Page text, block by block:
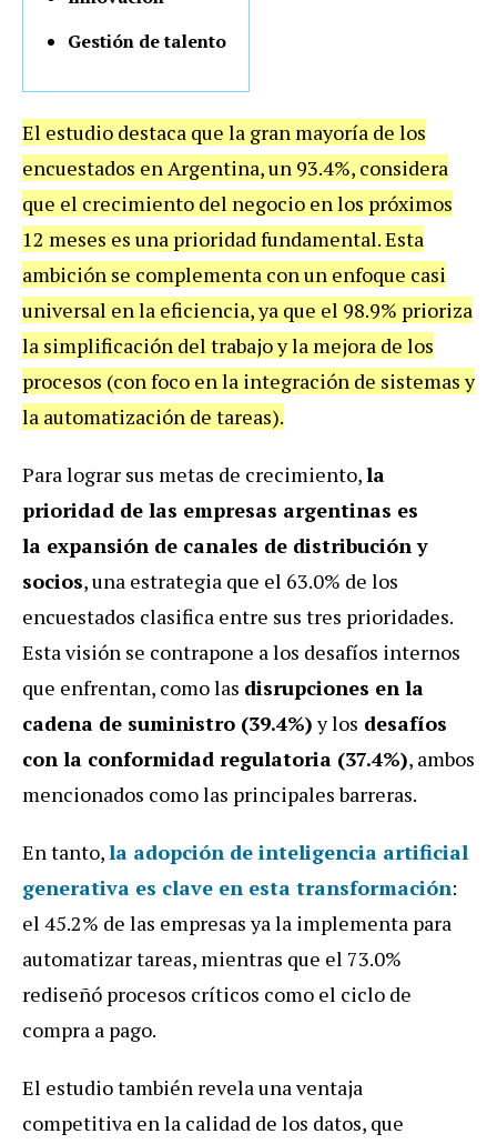
Gestión de talento
El estudio destaca que la gran mayoría de los
encuestados en Argentina, un 93.4%, considera
que el crecimiento del negocio en los próximos
12 meses es una prioridad fundamental. Esta
ambición se complementa con un enfoque casi
universal en la eficiencia, ya que el 98.9% prioriza
la simplificación del trabajo y la mejora de los
procesos (con foco en la integración de sistemas y
la automatización de tareas).
Para lograr sus metas de crecimiento,la
prioridad de las empresas argentinas es
la expansión de canales de distribución y
socios, una estrategia que el 63.0% de los
encuestados clasifica entre sus tres prioridades.
Esta visión se contrapone a los desafíos internos
que enfrentan, como las disrupciones en la
cadena de suministro (39.4%)y los desafíos
con la conformidad regulatoria (37.4%), ambos
mencionados como las principales barreras.
En tanto,la adopción de inteligencia artificial
generativa es clave en esta transformación:
el 45.2% de las empresas ya la implementa para
automatizar tareas, mientras que el 73.0%
rediseñó procesos críticos como el ciclo de
compra a pago.
El estudio también revela una ventaja
competitiva en la calidad de los datos, que